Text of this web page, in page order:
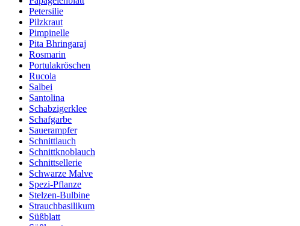
Petersilie
Pilzkraut
Pimpinelle
Pita Bhringaraj
Rosmarin
Portulakröschen
Rucola
Salbei
Santolina
Schabzigerklee
Schafgarbe
Sauerampfer
Schnittlauch
Schnittknoblauch
Schnittsellerie
Schwarze Malve
Spezi-Pflanze
Stelzen-Bulbine
Strauchbasilikum
Süßblatt